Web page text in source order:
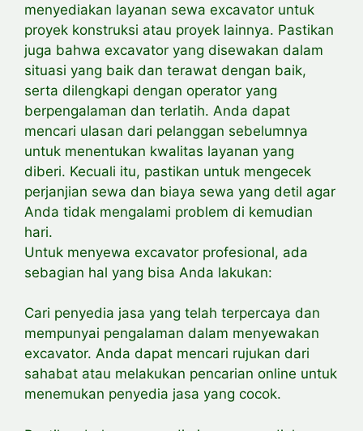
menyediakan layanan sewa excavator untuk
proyek konstruksi atau proyek lainnya. Pastikan
juga bahwa excavator yang disewakan dalam
situasi yang baik dan terawat dengan baik,
serta dilengkapi dengan operator yang
berpengalaman dan terlatih. Anda dapat
mencari ulasan dari pelanggan sebelumnya
untuk menentukan kwalitas layanan yang
diberi. Kecuali itu, pastikan untuk mengecek
perjanjian sewa dan biaya sewa yang detil agar
Anda tidak mengalami problem di kemudian
hari.
Untuk menyewa excavator profesional, ada
sebagian hal yang bisa Anda lakukan:
Cari penyedia jasa yang telah terpercaya dan
mempunyai pengalaman dalam menyewakan
excavator. Anda dapat mencari rujukan dari
sahabat atau melakukan pencarian online untuk
menemukan penyedia jasa yang cocok.